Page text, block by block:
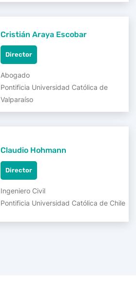
Cristián Araya Escobar
Director
Abogado
Pontificia Universidad Católica de
Valparaíso
Claudio Hohmann
Director
Ingeniero Civil
Pontificia Universidad Católica de Chile